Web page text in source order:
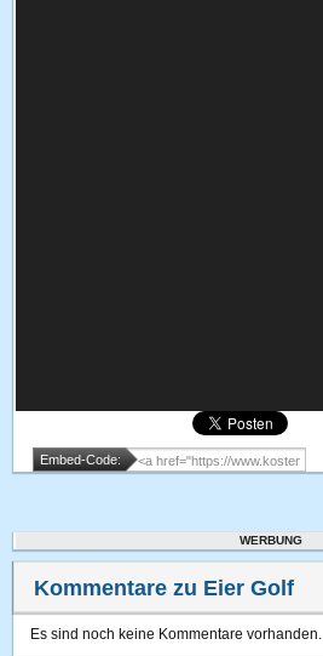
Embed-Code:
WERBUNG
Kommentare zu Eier Golf
Es sind noch keine Kommentare vorhanden.